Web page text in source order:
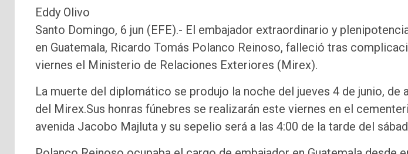
Eddy Olivo
Santo Domingo, 6 jun (EFE).- El embajador extraordinario y
en Guatemala, Ricardo Tomás Polanco Reinoso, falleció tras
viernes el Ministerio de Relaciones Exteriores (Mirex).
La muerte del diplomático se produjo la noche del jueves 4 de junio, de
del Mirex.Sus honras fúnebres se realizarán este viernes en el
avenida Jacobo Majluta y su sepelio será a las 4:00 de la tarde del